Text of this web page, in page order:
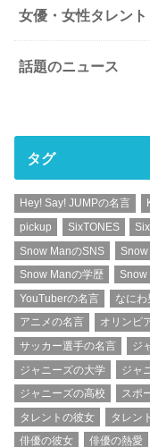
女優・女性タレント
話題のニュース
タグ
Hey! Say! JUMPの名言
pickup
SixTONES
Snow ManのSNS
Snow Manの学歴
Snow
YouTuberの名言
なにわ
アニメの名言
オリンピ
サッカー選手の名言
ジ
ジャニーズの大学
ジャ
ジャニーズの高校
スポ
タレントの彼女
タレン
俳優の彼女
俳優の熱愛